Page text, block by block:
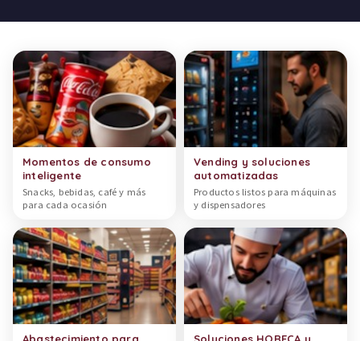
Categorías de productos
Momentos de consumo
inteligente
Snacks, bebidas, café y más
para cada ocasión
Vending y soluciones
automatizadas
Productos listos para máquinas
y dispensadores